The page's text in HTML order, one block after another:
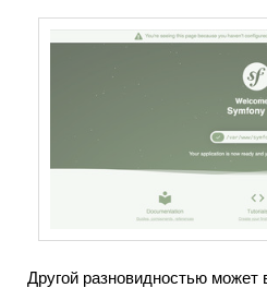
Другой разновидностью может